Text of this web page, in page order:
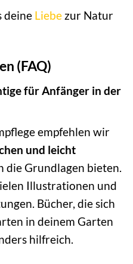
deine Liebe zur Natur
(FAQ)
für Anfänger in der
empfehlen wir
und leicht
die Grundlagen bieten.
Illustrationen und
Bücher, die sich
in deinem Garten
hilfreich.